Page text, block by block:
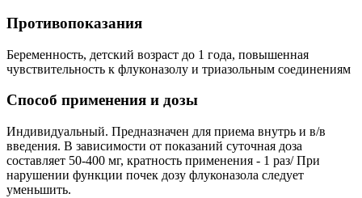
Противопоказания
Беременность, детский возраст до 1 года, повышенная
чувствительность к флуконазолу и триазольным соединениям
Способ применения и дозы
Индивидуальный. Предназначен для приема внутрь и в/в
введения. В зависимости от показаний суточная доза
составляет 50-400 мг, кратность применения - 1 раз/ При
нарушении функции почек дозу флуконазола следует
уменьшить.